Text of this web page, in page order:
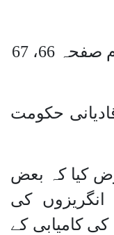
(مجموعہ اشتہارات جلد دوم صفحہ 66، 67
حکومت
کہ بعض
کی
کامیابی کے